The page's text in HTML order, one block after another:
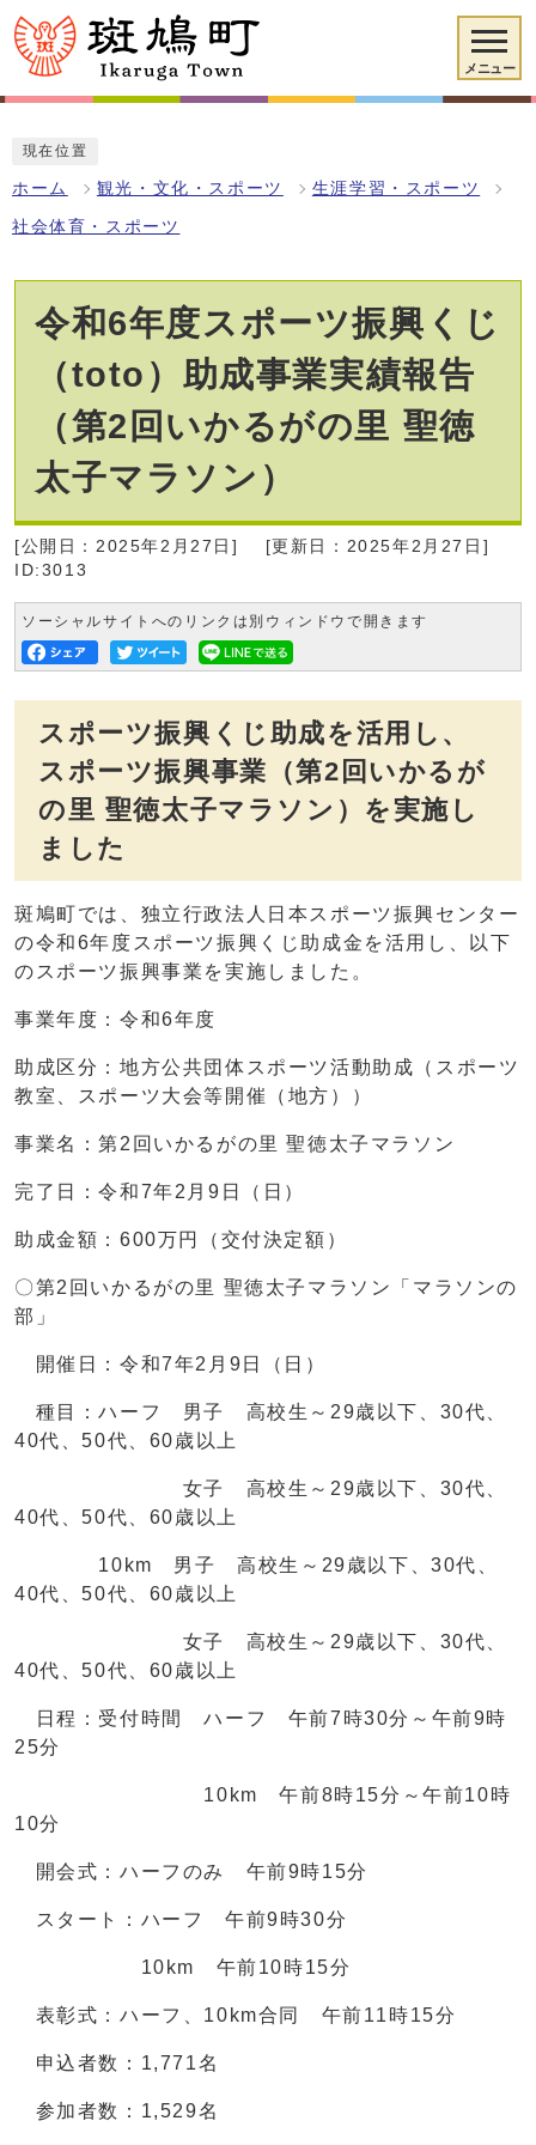
メニュー
現在位置
ホーム 観光・文化・スポーツ 生涯学習・スポーツ
社会体育・スポーツ
令和6年度スポーツ振興くじ
（toto）助成事業実績報告
（第2回いかるがの里 聖徳
太子マラソン）
[公開日：2025年2月27日]
[更新日：2025年2月27日]
ID:3013
ソーシャルサイトへのリンクは別ウィンドウで開きます
スポーツ振興くじ助成を活用し、
スポーツ振興事業（第2回いかるが
の里 聖徳太子マラソン）を実施し
ました
斑鳩町では、独立行政法人日本スポーツ振興センター
の令和6年度スポーツ振興くじ助成金を活用し、以下
のスポーツ振興事業を実施しました。
事業年度：令和6年度
助成区分：地方公共団体スポーツ活動助成（スポーツ
教室、スポーツ大会等開催（地方））
事業名：第2回いかるがの里 聖徳太子マラソン
完了日：令和7年2月9日（日）
助成金額：600万円（交付決定額）
〇第2回いかるがの里 聖徳太子マラソン「マラソンの
部」
開催日：令和7年2月9日（日）
種目：ハーフ 男子 高校生～29歳以下、30代、
40代、50代、60歳以上
女子 高校生～29歳以下、30代、
40代、50代、60歳以上
10km 男子 高校生～29歳以下、30代、
40代、50代、60歳以上
女子 高校生～29歳以下、30代、
40代、50代、60歳以上
日程：受付時間 ハーフ 午前7時30分～午前9時
25分
10km 午前8時15分～午前10時
10分
開会式：ハーフのみ 午前9時15分
スタート：ハーフ 午前9時30分
10km 午前10時15分
表彰式：ハーフ、10km合同 午前11時15分
申込者数：1,771名
参加者数：1,529名